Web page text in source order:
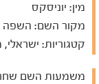
מין: יוניסקס
מקור השם: השפה
קטגוריות:
משמעות השם